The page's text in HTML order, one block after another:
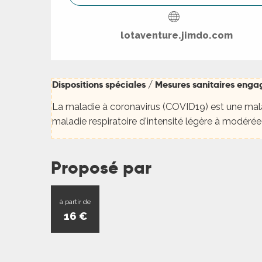
lotaventure.jimdo.com
Dispositions spéciales / Mesures sanitaires
Dispositions spéciales / Mesures sanitaires
La maladie à coronavirus (COVID19) est une
maladie respiratoire d'intensité légère à
Proposé par
à partir de
16 €